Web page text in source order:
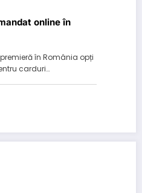
online în
în România opți
carduri…